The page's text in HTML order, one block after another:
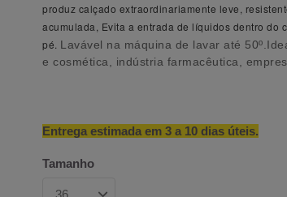
produz calçado extraordinariamente leve,
acumulada, Evita a entrada de líquidos dentro do
pé. Lavável na máquina de lavar até
e cosmética, indústria farmacêutica,
Entrega estimada em 3 a 10 dias úteis.
Tamanho